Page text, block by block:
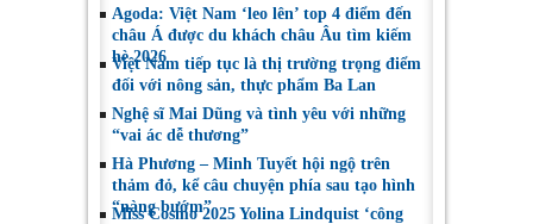
Agoda: Việt Nam ‘leo lên’ top 4 điểm đến
châu Á được du khách châu Âu tìm kiếm
hè 2026
Việt Nam tiếp tục là thị trường trọng điểm
đối với nông sản, thực phẩm Ba Lan
Nghệ sĩ Mai Dũng và tình yêu với những
“vai ác dễ thương”
Hà Phương – Minh Tuyết hội ngộ trên
thảm đỏ, kể câu chuyện phía sau tạo hình
“nàng bướm”
Miss Cosmo 2025 Yolina Lindquist ‘công